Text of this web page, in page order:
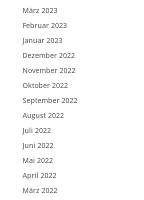
März 2023
Februar 2023
Januar 2023
Dezember 2022
November 2022
Oktober 2022
September 2022
August 2022
Juli 2022
Juni 2022
Mai 2022
April 2022
März 2022